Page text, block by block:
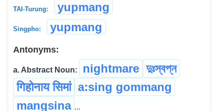
TAI-Turung: yupmang
Singpho: yupmang
Antonyms:
a. Abstract Noun: nightmare দুঃস্বপ্ন
गिहोनाय सिमां a:sing gommang
mangsina ...